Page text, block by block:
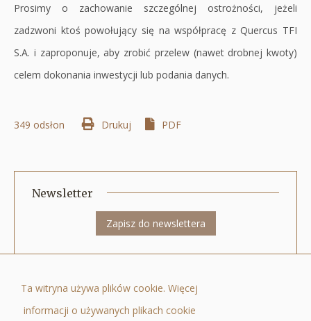
Prosimy o zachowanie szczególnej ostrożności, jeżeli
zadzwoni ktoś powołujący się na współpracę z Quercus TFI
S.A. i zaproponuje, aby zrobić przelew (nawet drobnej kwoty)
celem dokonania inwestycji lub podania danych.
Drukuj Otworzy
w
nowej
karcie
PDF
349 odsłon
Newsletter
Zapisz do newslettera
Świat 6/12, 00-400 Warszawa, tel.: +48 22 205 3000, fax: +48 22 205 3001, e-
mail:biuro@quercustfi.pl
Ta witryna używa plików cookie. Więcej
informacji o używanych plikach cookie